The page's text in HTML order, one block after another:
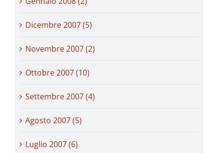
Dicembre 2007 (5)
Novembre 2007 (2)
Ottobre 2007 (10)
Settembre 2007 (4)
Agosto 2007 (5)
Luglio 2007 (6)